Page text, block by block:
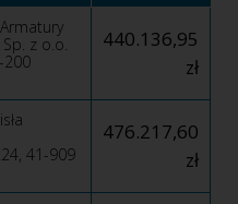
Sp. z o.o.
200
440.136,95
zł
41-909
476.217,60
zł